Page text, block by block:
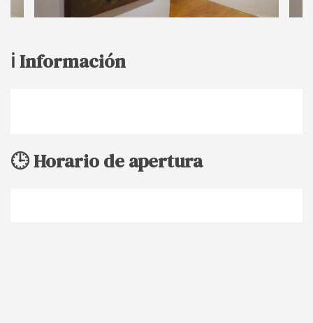
ℹ️ Información
🕒 Horario de apertura